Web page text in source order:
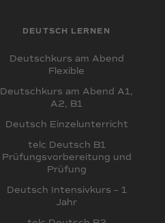
DEUTSCH LERNEN
Deutschkurs am Abend
Flexible
Deutschkurs am Abend A1,
A2, B1
Deutsch Einzelunterricht
telc Deutsch B1
Prüfungsvorbereitung und
Prüfung
Deutsch Intensivkurs – 1
Jahr